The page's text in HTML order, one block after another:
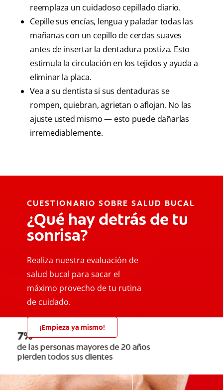
reemplaza un cuidadoso cepillado diario.
Cepille sus encías, lengua y paladar todas las
mañanas con un cepillo de cerdas suaves
antes de insertar la dentadura postiza. Esto
estimula la circulación en los tejidos y ayuda a
eliminar la placa.
Vea a su dentista si sus dentaduras se
rompen, quiebran, agrietan o aflojan. No las
ajuste usted mismo — esto puede dañarlas
irremediablemente.
CUESTIONARIO SOBRE SALUD BUCAL
¿Qué hay detrás de tu
sonrisa?
Realiza nuestra evaluación de
salud bucal para sacar el
máximo provecho de tu rutina
de cuidado.
¡Empieza ya mismo!